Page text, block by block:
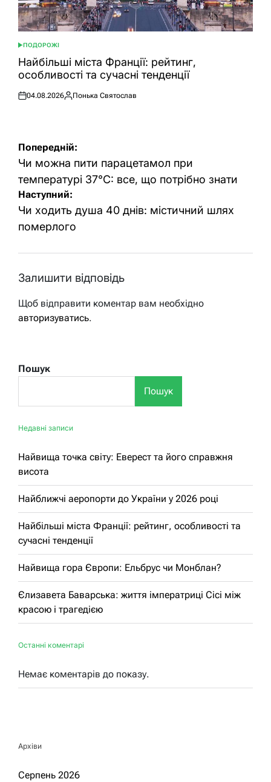
ОПУБЛІКУВАТИ
У
ПОДОРОЖІ
Найбільші міста Франції: рейтинг,
особливості та сучасні тенденції
Оприлюднено
04.08.2026
Опубліковано
Понька Святослав
Навігація
записів
Попередній:
Чи можна пити парацетамол при
температурі 37°C: все, що потрібно знати
Наступний:
Чи ходить душа 40 днів: містичний шлях
померлого
Залишити відповідь
Щоб відправити коментар вам необхідно
авторизуватись.
Пошук
Пошук
Недавні записи
Найвища точка світу: Еверест та його справжня
висота
Найближчі аеропорти до України у 2026 році
Найбільші міста Франції: рейтинг, особливості та
сучасні тенденції
Найвища гора Європи: Ельбрус чи Монблан?
Єлизавета Баварська: життя імператриці Сісі між
красою і трагедією
Останні коментарі
Немає коментарів до показу.
Архіви
Серпень 2026